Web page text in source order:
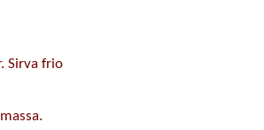
Sirva frio